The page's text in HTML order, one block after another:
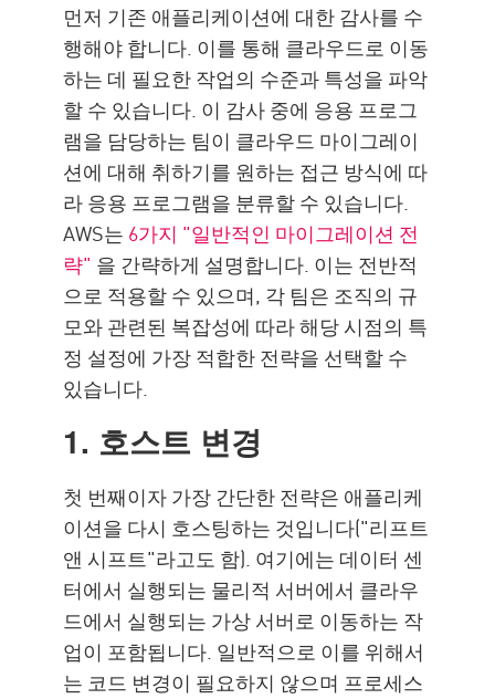
먼저 기존 애플리케이션에 대한 감사를 수
행해야 합니다. 이를 통해 클라우드로 이동
하는 데 필요한 작업의 수준과 특성을 파악
할 수 있습니다. 이 감사 중에 응용 프로그
램을 담당하는 팀이 클라우드 마이그레이
션에 대해 취하기를 원하는 접근 방식에 따
라 응용 프로그램을 분류할 수 있습니다.
AWS는 6가지 "일반적인 마이그레이션 전
략" 을 간략하게 설명합니다. 이는 전반적
으로 적용할 수 있으며, 각 팀은 조직의 규
모와 관련된 복잡성에 따라 해당 시점의 특
정 설정에 가장 적합한 전략을 선택할 수
있습니다.
1. 호스트 변경
첫 번째이자 가장 간단한 전략은 애플리케
이션을 다시 호스팅하는 것입니다("리프트
앤 시프트"라고도 함). 여기에는 데이터 센
터에서 실행되는 물리적 서버에서 클라우
드에서 실행되는 가상 서버로 이동하는 작
업이 포함됩니다. 일반적으로 이를 위해서
는 코드 변경이 필요하지 않으며 프로세스